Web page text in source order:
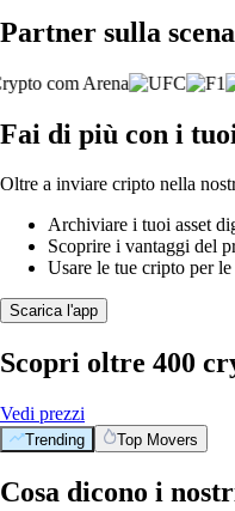
Partner sulla
Fai di più con i
Oltre a inviare cripto nella
Archiviare i tuoi asset
Scoprire i vantaggi del
Usare le tue cripto per
Scarica l'app
Scopri oltre 400
Vedi prezzi
Trending Top Movers
Cosa dicono i